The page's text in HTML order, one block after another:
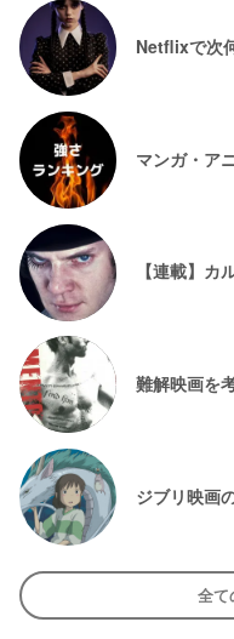
Netflixで次
マンガ・ア
【連載】カ
難解映画を
ジブリ映画
全て